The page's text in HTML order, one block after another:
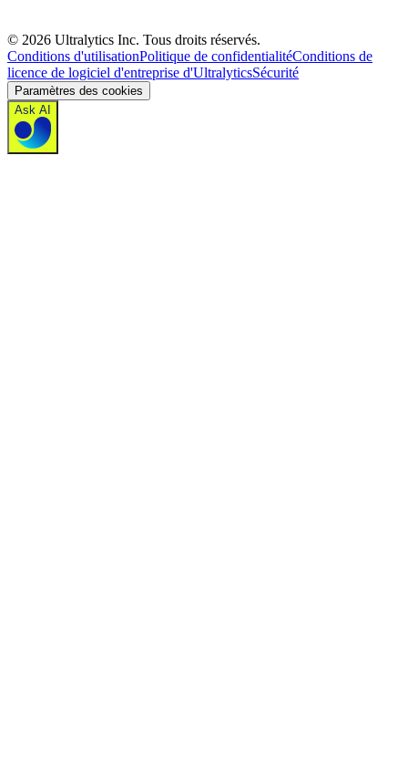
© 2026 Ultralytics Inc. Tous droits réservés.
Conditions d'utilisationPolitique de confidentialitéConditions de
licence de logiciel d'entreprise d'UltralyticsSécurité
Paramètres des cookies
Ask AI